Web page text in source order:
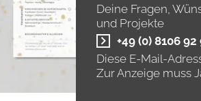
Deine Fragen,
und Projekte
+49 (0) 8106 92
Diese E-Mail-
Zur Anzeige muss